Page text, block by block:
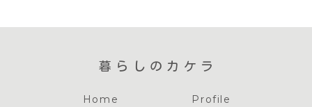
暮らしのカケラ
Home Profile